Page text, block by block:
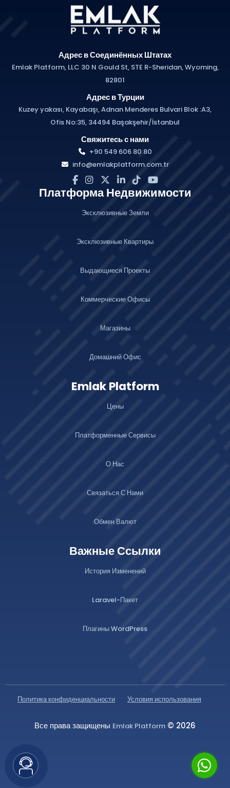
Адрес в Соединённых Штатах
Emlak Platform, LLC 30 N Gould St, STE R-Sheridan, Wyoming,
82801
Адрес в Турции
Kuzey yakası, Kayabaşı, Adnan Menderes Bulvari Blok :A3,
Ofis No:35, 34494 Başakşehir/İstanbul
Свяжитесь с нами
+90 549 606 80 80
info@emlakplatform.com.tr
Платформа Недвижимости
Эксклюзивные Земли
Эксклюзивные Квартиры
Выдающиеся Проекты
Коммерческие Офисы
Магазины
Домашний Офис
Emlak Platform
Цены
Платформенные Сервисы
О Нас
Связаться С Нами
Обмен Валют
Важные Ссылки
История Изменений
Laravel-Пакет
Плагины WordPress
Политика конфиденциальности Условия использования
Все права защищены Emlak Platform © 2026